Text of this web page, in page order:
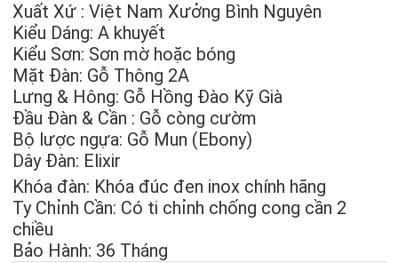
Xuất Xứ : Việt Nam Xưởng Bình Nguyên
Kiểu Dáng: A khuyết
Kiểu Sơn: Sơn mờ hoặc bóng
Mặt Đàn: Gỗ Thông 2A
Lưng & Hông: Gỗ Hồng Đào Kỹ Già
Đầu Đàn & Cần : Gỗ còng cườm
Bộ lược ngựa: Gỗ Mun (Ebony)
Dây Đàn: Elixir
Khóa đàn: Khóa đúc đen inox chính hãng
Ty Chỉnh Cần: Có ti chỉnh chống cong cần 2
chiều
Bảo Hành: 36 Tháng